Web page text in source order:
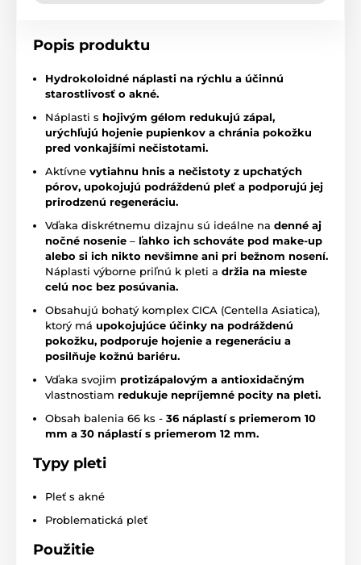
Popis produktu
Hydrokoloidné náplasti na rýchlu a účinnú
starostlivosť o akné.
Náplasti s hojivým gélom redukujú zápal,
urýchľujú hojenie pupienkov a chránia pokožku
pred vonkajšími nečistotami.
Aktívne vytiahnu hnis a nečistoty z upchatých
pórov, upokojujú podráždenú pleť a podporujú jej
prirodzenú regeneráciu.
Vďaka diskrétnemu dizajnu sú ideálne na denné aj
nočné nosenie – ľahko ich schováte pod make-up
alebo si ich nikto nevšimne ani pri bežnom nosení.
Náplasti výborne priľnú k pleti a držia na mieste
celú noc bez posúvania.
Obsahujú bohatý komplex CICA (Centella Asiatica),
ktorý má upokojujúce účinky na podráždenú
pokožku, podporuje hojenie a regeneráciu a
posilňuje kožnú bariéru.
Vďaka svojim protizápalovým a antioxidačným
vlastnostiam redukuje nepríjemné pocity na pleti.
Obsah balenia 66 ks - 36 náplastí s priemerom 10
mm a 30 náplastí s priemerom 12 mm.
Typy pleti
Pleť s akné
Problematická pleť
Použitie